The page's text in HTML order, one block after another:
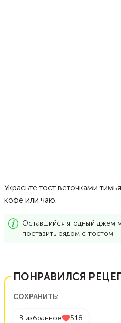
Украсьте тост веточками
кофе или чаю.
Оставшийся ягодный джем
поставить рядом с тостом.
ПОНРАВИЛСЯ
СОХРАНИТЬ:
В избранное 518